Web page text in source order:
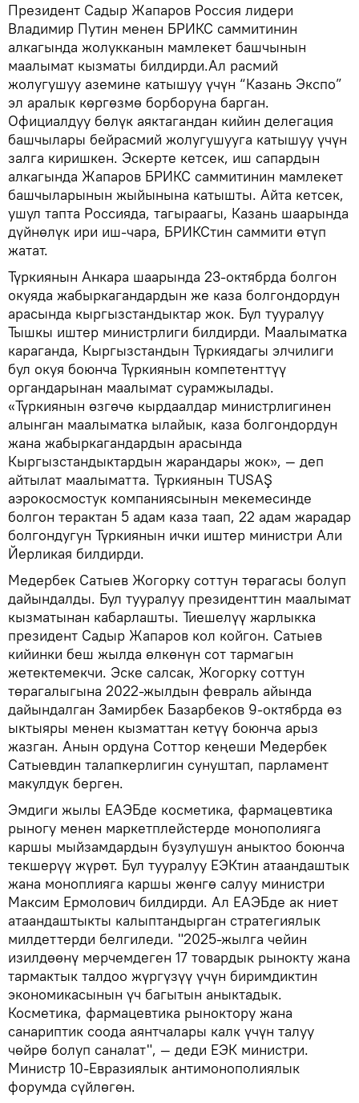
Президент Садыр Жапаров Россия лидери
Владимир Путин менен БРИКС саммитинин
алкагында жолукканын мамлекет башчынын
маалымат кызматы билдирди.Ал расмий
жолугушуу аземине катышуу үчүн “Казань Экспо”
эл аралык көргөзмө борборуна барган.
Официалдуу бөлүк аяктагандан кийин делегация
башчылары бейрасмий жолугушууга катышуу үчүн
залга киришкен. Эскерте кетсек, иш сапардын
алкагында Жапаров БРИКС саммитинин мамлекет
башчыларынын жыйынына катышты. Айта кетсек,
ушул тапта Россияда, тагыраагы, Казань шаарында
дүйнөлүк ири иш-чара, БРИКСтин саммити өтүп
жатат.
Түркиянын Анкара шаарында 23-октябрда болгон
окуяда жабыркагандардын же каза болгондордун
арасында кыргызстандыктар жок. Бул тууралуу
Тышкы иштер министрлиги билдирди. Маалыматка
караганда, Кыргызстандын Түркиядагы элчилиги
бул окуя боюнча Түркиянын компетенттүү
органдарынан маалымат сурамжылады.
«Түркиянын өзгөчө кырдаалдар министрлигинен
алынган маалыматка ылайык, каза болгондордун
жана жабыркагандардын арасында
Кыргызстандыктардын жарандары жок», — деп
айтылат маалыматта. Түркиянын TUSAŞ
аэрокосмостук компаниясынын мекемесинде
болгон терактан 5 адам каза таап, 22 адам жарадар
болгондугун Түркиянын ички иштер министри Али
Йерликая билдирди.
Медербек Сатыев Жогорку соттун төрагасы болуп
дайындалды. Бул тууралуу президенттин маалымат
кызматынан кабарлашты. Тиешелүү жарлыкка
президент Садыр Жапаров кол койгон. Сатыев
кийинки беш жылда өлкөнүн сот тармагын
жетектемекчи. Эске салсак, Жогорку соттун
төрагалыгына 2022-жылдын февраль айында
дайындалган Замирбек Базарбеков 9-октябрда өз
ыктыяры менен кызматтан кетүү боюнча арыз
жазган. Анын ордуна Соттор кеңеши Медербек
Сатыевдин талапкерлигин сунуштап, парламент
макулдук берген.
Эмдиги жылы ЕАЭБде косметика, фармацевтика
рыногу менен маркетплейстерде монополияга
каршы мыйзамдардын бузулушун аныктоо боюнча
текшерүү жүрөт. Бул тууралуу ЕЭКтин атаандаштык
жана моноплияга каршы жөнгө салуу министри
Максим Ермолович билдирди. Ал ЕАЭБде ак ниет
атаандаштыкты калыптандырган стратегиялык
милдеттерди белгиледи. "2025-жылга чейин
изилдөөнү мерчемдеген 17 товардык рынокту жана
тармактык талдоо жүргүзүү үчүн биримдиктин
экономикасынын үч багытын аныктадык.
Косметика, фармацевтика рыноктору жана
санариптик соода аянтчалары калк үчүн талуу
чөйрө болуп саналат", — деди ЕЭК министри.
Министр 10-Евразиялык антимонополиялык
форумда сүйлөгөн.